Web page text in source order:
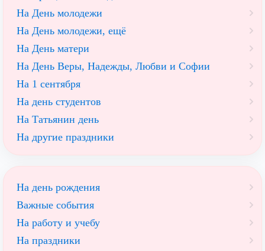
На День молодежи
На День молодежи, ещё
На День матери
На День Веры, Надежды, Любви и Софии
На 1 сентября
На день студентов
На Татьянин день
На другие праздники
На день рождения
Важные события
На работу и учебу
На праздники